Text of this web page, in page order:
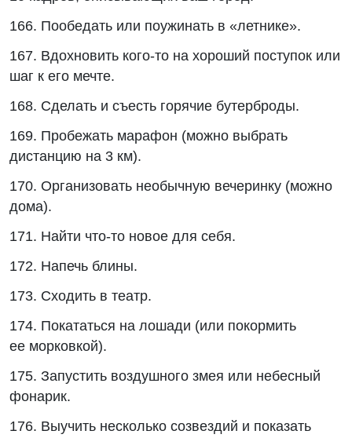
166. Пообедать или поужинать в «летнике».
167. Вдохновить кого-то на хороший поступок или
шаг к его мечте.
168. Сделать и съесть горячие бутерброды.
169. Пробежать марафон (можно выбрать
дистанцию на 3 км).
170. Организовать необычную вечеринку (можно
дома).
171. Найти что-то новое для себя.
172. Напечь блины.
173. Сходить в театр.
174. Покататься на лошади (или покормить
ее морковкой).
175. Запустить воздушного змея или небесный
фонарик.
176. Выучить несколько созвездий и показать